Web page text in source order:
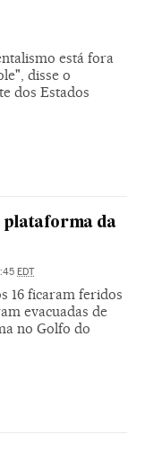
está fora
disse o
dos Estados
plataforma da
EDT
16 ficaram feridos
evacuadas de
no Golfo do